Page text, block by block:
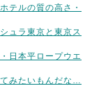
テルの質の高さ・
ュラ東京と東京ス
日本平ロープウエ
みたいもんだな…